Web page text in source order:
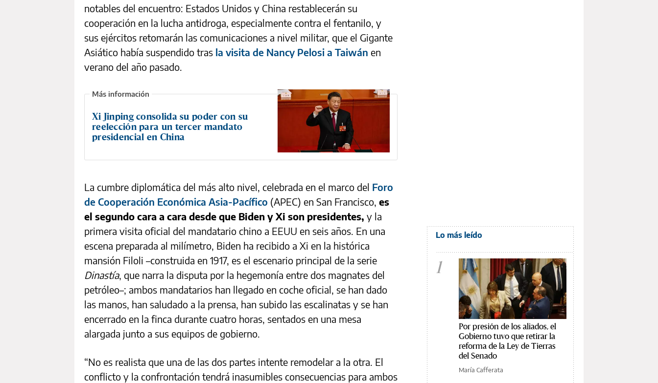
notables del encuentro: Estados Unidos y China restablecerán su
cooperación en la lucha antidroga, especialmente contra el fentanilo, y
sus ejércitos retomarán las comunicaciones a nivel militar, que el Gigante
Asiático había suspendido tras la visita de Nancy Pelosi a Taiwán en
verano del año pasado.
Xi Jinping consolida su poder con su
reelección para un tercer mandato
presidencial en China
La cumbre diplomática del más alto nivel, celebrada en el marco del Foro
de Cooperación Económica Asia-Pacífico (APEC) en San Francisco, es
el segundo cara a cara desde que Biden y Xi son presidentes, y la
primera visita oficial del mandatario chino a EEUU en seis años. En una
escena preparada al milímetro, Biden ha recibido a Xi en la histórica
mansión Filoli –construida en 1917, es el escenario principal de la serie
Dinastía, que narra la disputa por la hegemonía entre dos magnates del
petróleo–; ambos mandatarios han llegado en coche oficial, se han dado
las manos, han saludado a la prensa, han subido las escalinatas y se han
encerrado en la finca durante cuatro horas, sentados en una mesa
alargada junto a sus equipos de gobierno.
“No es realista que una de las dos partes intente remodelar a la otra. El
conflicto y la confrontación tendrá inasumibles consecuencias para ambos
Lo más leído
1
Por presión de los aliados, el
Gobierno tuvo que retirar la
reforma de la Ley de Tierras
del Senado
María Cafferata